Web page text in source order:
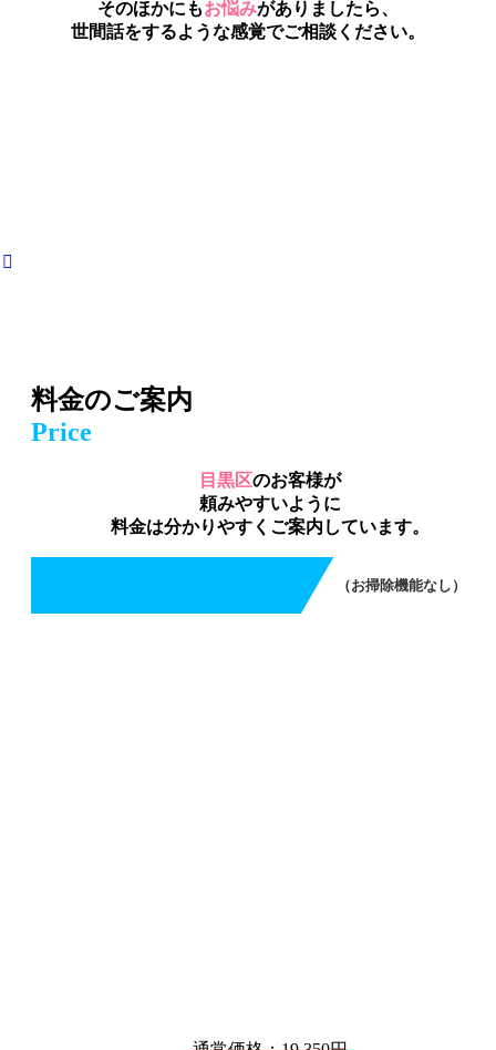
そのほかにもお悩みがありましたら、
世間話をするような感覚でご相談ください。
料金のご案内
Price
目黒区のお客様が
頼みやすいように
料金は分かりやすくご案内しています。
エアコンクリーニング（お掃除機能なし）
（お掃除機能なし）